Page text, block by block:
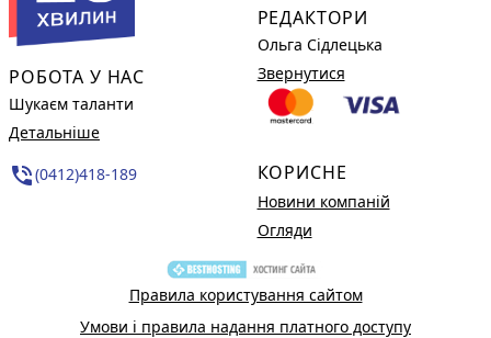
РОБОТА У НАС
Шукаєм таланти
Детальніше
phone_in_talk(0412)418-189
РЕДАКТОРИ
Ольга Сідлецька
Звернутися
КОРИСНЕ
Новини компаній
Огляди
Правила користування сайтом
Умови і правила надання платного доступу